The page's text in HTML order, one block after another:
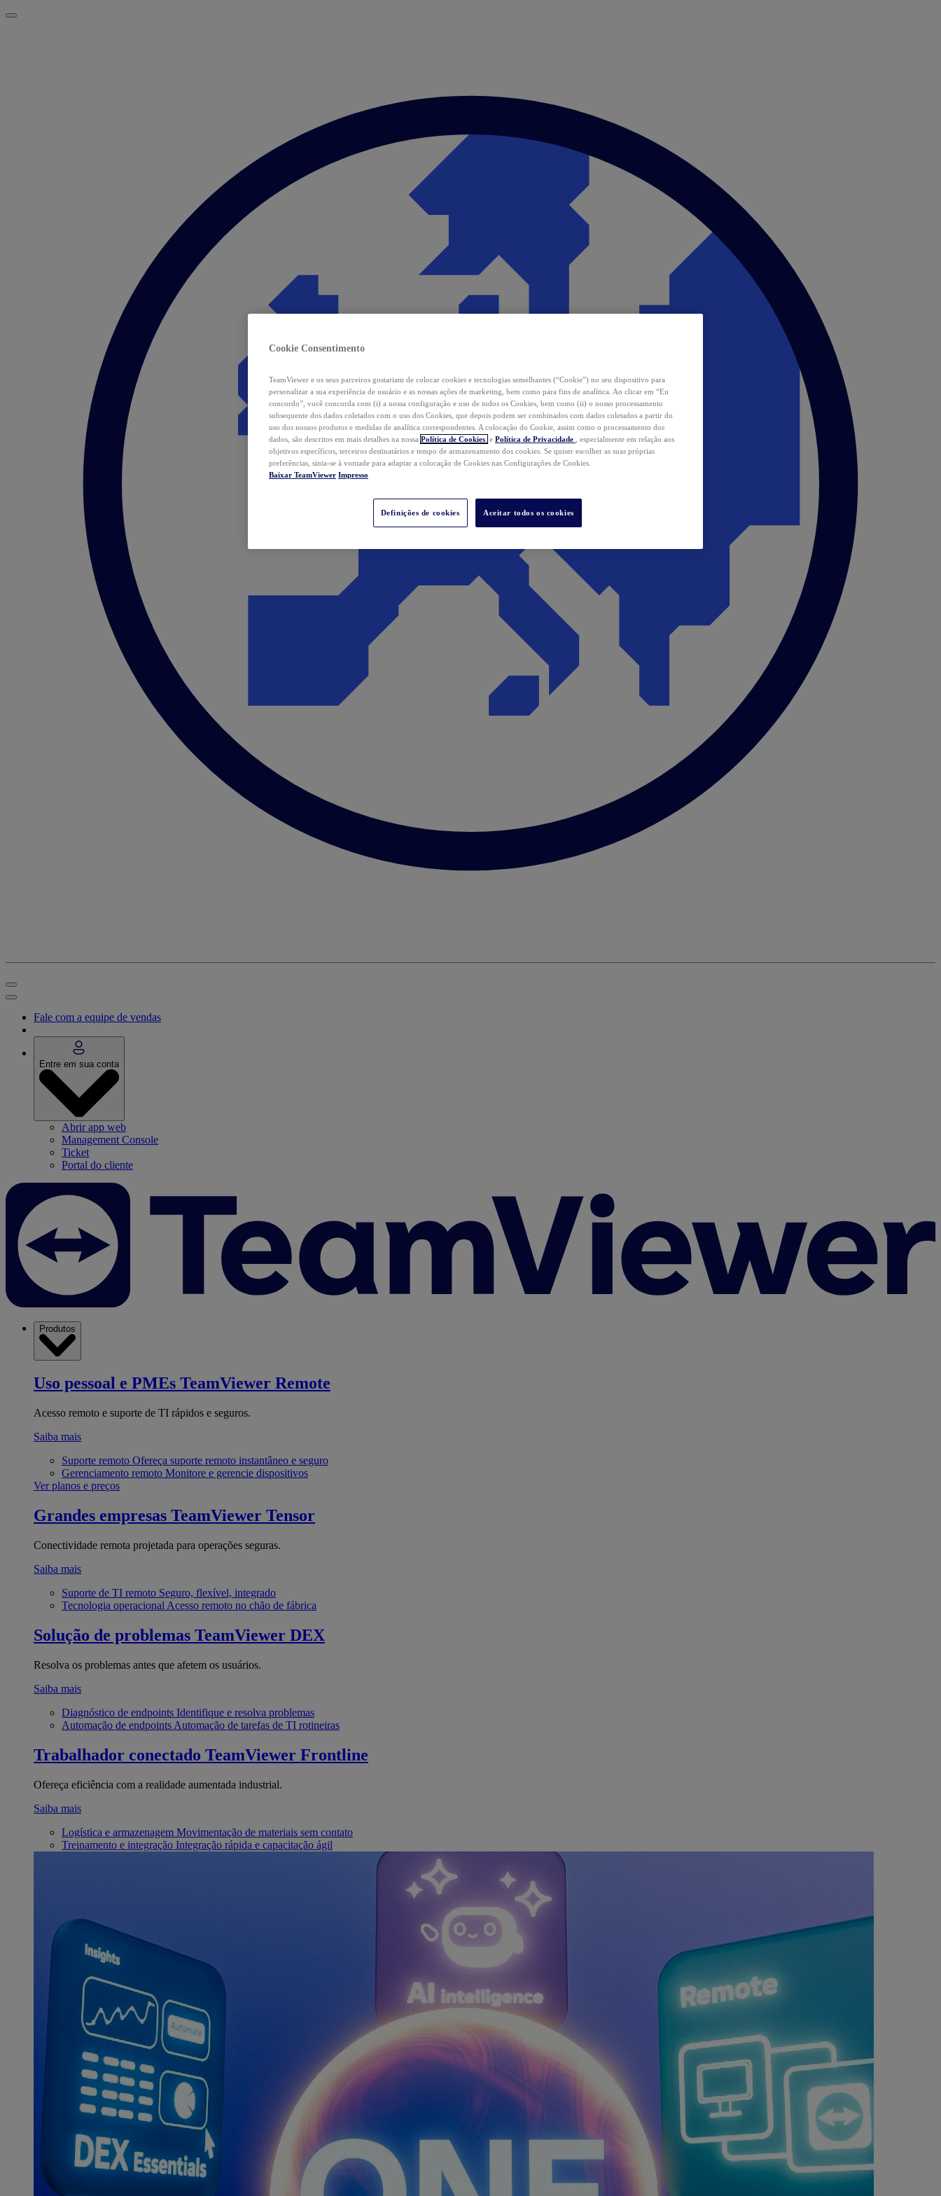
Fale com a equipe de vendas
Entre em sua conta
Abrir app web
Management Console
Ticket
Portal do cliente
Produtos
Uso pessoal e PMEs TeamViewer Remote
Acesso remoto e suporte de TI rápidos e seguros.
Saiba mais
Suporte remoto Ofereça suporte remoto instantâneo e seguro
Gerenciamento remoto Monitore e gerencie dispositivos
Ver planos e preços
Grandes empresas TeamViewer Tensor
Conectividade remota projetada para operações seguras.
Saiba mais
Suporte de TI remoto Seguro, flexível, integrado
Tecnologia operacional Acesso remoto no chão de fábrica
Solução de problemas TeamViewer DEX
Resolva os problemas antes que afetem os usuários.
Saiba mais
Diagnóstico de endpoints Identifique e resolva problemas
Automação de endpoints Automação de tarefas de TI rotineiras
Trabalhador conectado TeamViewer Frontline
Ofereça eficiência com a realidade aumentada industrial.
Saiba mais
Logística e armazenagem Movimentação de materiais sem contato
Treinamento e integração Integração rápida e capacitação ágil
Cookie Consentimento
TeamViewer e os seus parceiros gostariam de colocar cookies e tecnologias semelhantes (“Cookie”) no seu dispositivo para
personalizar a sua experiência de usuário e as nossas ações de marketing, bem como para fins de analítica. Ao clicar em “Eu
concordo”, você concorda com (i) a nossa configuração e uso de todos os Cookies, bem como (ii) o nosso processamento
subsequente dos dados coletados com o uso dos Cookies, que depois podem ser combinados com dados coletados a partir do
uso dos nossos produtos e medidas de analítica correspondentes. A colocação do Cookie, assim como o processamento dos
dados, são descritos em mais detalhes na nossa Política de Cookies e Política de Privacidade
, especialmente em relação aos
objetivos específicos, terceiros destinatários e tempo de armazenamento dos cookies. Se quiser escolher as suas próprias
preferências, sinta-se à vontade para adaptar a colocação de Cookies nas Configurações de Cookies.
Baixar TeamViewer Impresso
Definições de cookies Aceitar todos os cookies